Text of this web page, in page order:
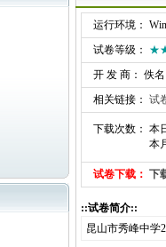
运行环境：
试卷等级：
开 发 商： 佚名
相关链接： 试
下载次数： 本
本月
试卷下载： 下
::试卷简介::
昆山市秀峰中学